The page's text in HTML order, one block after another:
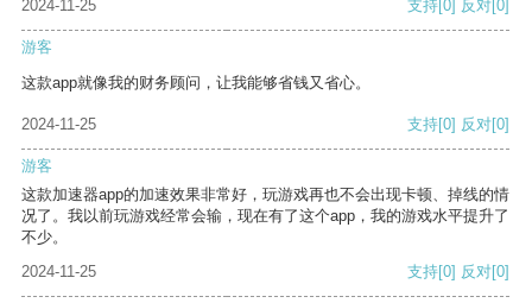
2024-11-25 支持 [0] 反对 [0]
游客
这款app就像我的财务顾问，让我能够省钱又省心。
2024-11-25 支持[0] 反对[0]
游客
这款加速器app的加速效果非常好，玩游戏再也不会出现卡顿、掉线的情
况了。我以前玩游戏经常会输，现在有了这个app，我的游戏水平提升了
不少。
2024-11-25
支持[0] 反对[0]